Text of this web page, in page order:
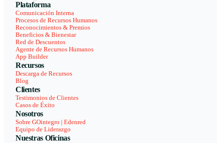
Plataforma
Comunicación Interna
Procesos de Recursos Humanos
Reconocimientos & Premios
Beneficios & Bienestar
Red de Descuentos
Agente de Recursos Humanos
App Builder
Recursos
Descarga de Recursos
Blog
Clientes
Testimonios de Clientes
Casos de Éxito
Nosotros
Sobre GOintegro | Edenred
Equipo de Liderazgo
Nuestras Oficinas